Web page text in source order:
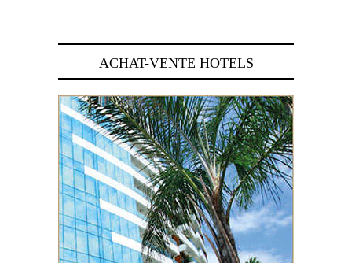
ACHAT-VENTE HOTELS